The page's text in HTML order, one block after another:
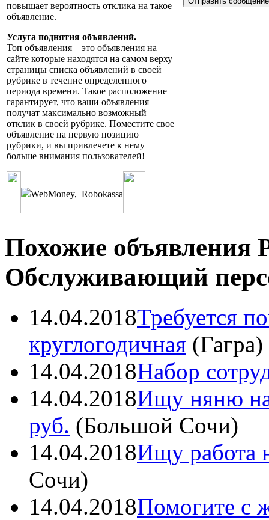
повышает вероятность отклика на такое
объявление.
Услуга поднятия объявлений.
Топ объявления – это объявления на
сайте которые находятся на самом верху
страницы списка объявлений в своей
рубрике в течение определенного
периода времени. Такое расположение
гарантирует, что ваши объявления
получат максимально возможный
отклик в своей рубрике. Поместите свое
объявление на первую позицию
рубрики, и вы привлечете к нему
больше внимания пользователей!
WebMoney, Robokassa
Похожие объявления
Обслуживающий
14.04.2018Требуется
круглогодичная (Гагра)
14.04.2018Набор
14.04.2018Ищу няню на
руб. (Большой Сочи)
14.04.2018Ищу работа
Сочи)
14.04.2018Помогите с